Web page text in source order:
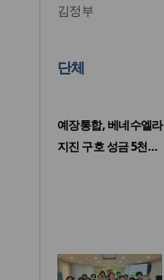
김정부
단체
예장통합, 베네수엘라
지진 구호 성금 5천…